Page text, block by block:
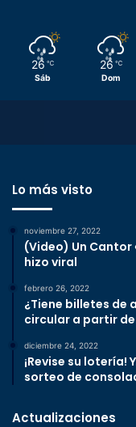
26 ℃
Sáb
26 ℃
Dom
Lo más visto
noviembre 27, 2022
(Video) Un
hizo viral
febrero 26, 2022
¿Tiene billetes de
circular a partir
diciembre 24, 2022
¡Revise su
sorteo de
Actualizaciones